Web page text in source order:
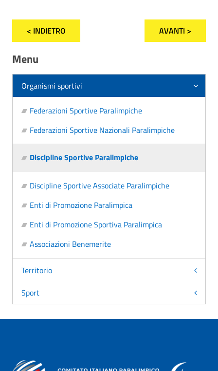
< INDIETRO AVANTI >
Menu
Organismi sportivi
Federazioni Sportive Paralimpiche
Federazioni Sportive Nazionali Paralimpiche
Discipline Sportive Paralimpiche
Discipline Sportive Associate Paralimpiche
Enti di Promozione Paralimpica
Enti di Promozione Sportiva Paralimpica
Associazioni Benemerite
Territorio
Sport